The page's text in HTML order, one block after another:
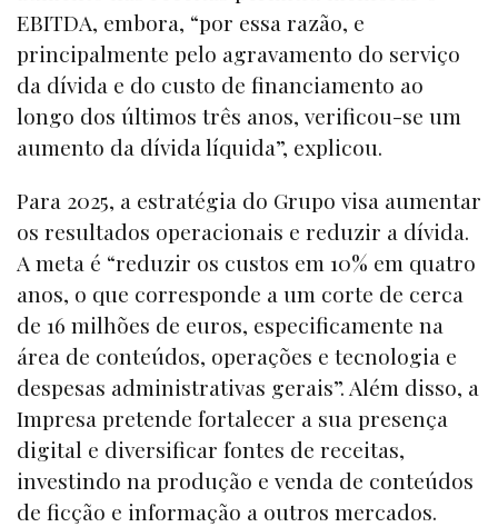
EBITDA, embora, “por essa razão, e
principalmente pelo agravamento do serviço
da dívida e do custo de financiamento ao
longo dos últimos três anos, verificou-se um
aumento da dívida líquida”, explicou.
Para 2025, a estratégia do Grupo visa aumentar
os resultados operacionais e reduzir a dívida.
A meta é “reduzir os custos em 10% em quatro
anos, o que corresponde a um corte de cerca
de 16 milhões de euros, especificamente na
área de conteúdos, operações e tecnologia e
despesas administrativas gerais”. Além disso, a
Impresa pretende fortalecer a sua presença
digital e diversificar fontes de receitas,
investindo na produção e venda de conteúdos
de ficção e informação a outros mercados.